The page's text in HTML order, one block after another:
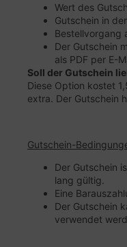
Wert des
Gutschein in
Bestellvorgang
Der Gutschein
als PDF per E-
Soll der Gutschein
Diese Option kostet
extra. Der Gutschein
Gutschein-
Der Gutschein
lang gültig.
Eine
Der Gutschein
verwendet